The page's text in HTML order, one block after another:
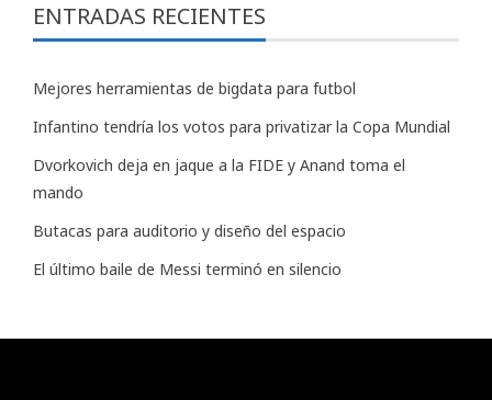
ENTRADAS RECIENTES
Mejores herramientas de bigdata para futbol
Infantino tendría los votos para privatizar la Copa Mundial
Dvorkovich deja en jaque a la FIDE y Anand toma el
mando
Butacas para auditorio y diseño del espacio
El último baile de Messi terminó en silencio